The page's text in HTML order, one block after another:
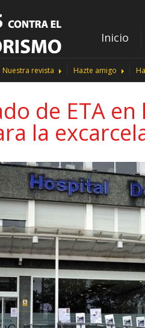
Inicio
Nuestra revista Hazte amigo
de ETA
la